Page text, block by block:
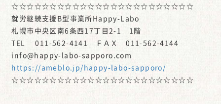
☆☆☆☆☆☆☆☆☆☆☆☆☆☆☆☆☆☆☆☆☆☆☆☆
就労継続支援B型事業所Happy-Labo
札幌市中央区南6条西17丁目2-1 1階
TEL 011-562-4141 ＦＡＸ 011-562-4144
info@happy-labo-sapporo.com
https://ameblo.jp/happy-labo-sapporo/
☆☆☆☆☆☆☆☆☆☆☆☆☆☆☆☆☆☆☆☆☆☆☆☆